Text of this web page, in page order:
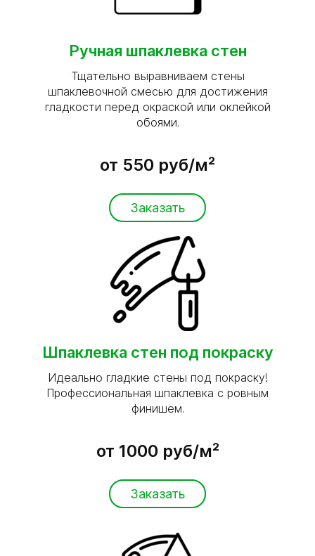
Ручная шпаклевка стен
Тщательно выравниваем стены
шпаклевочной смесью для достижения
гладкости перед окраской или оклейкой
обоями.
от 550 руб/м²
Заказать
Шпаклевка стен под покраску
Идеально гладкие стены под покраску!
Профессиональная шпаклевка с ровным
финишем.
от 1000 руб/м²
Заказать